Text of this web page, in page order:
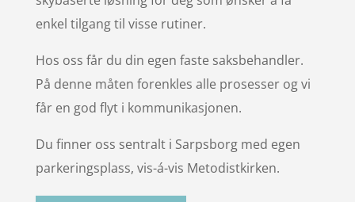
enkel tilgang til visse rutiner.
Hos oss får du din egen faste saksbehandler.
På denne måten forenkles alle prosesser og vi
får en god flyt i kommunikasjonen.
Du finner oss sentralt i Sarpsborg med egen
parkeringsplass, vis-á-vis Metodistkirken.